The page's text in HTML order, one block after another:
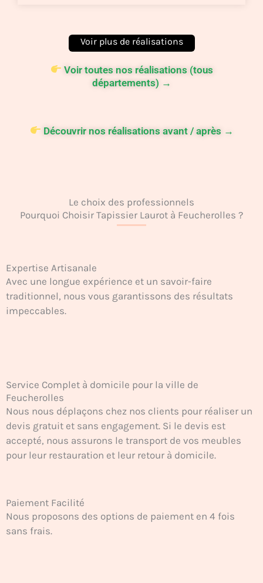
Voir toutes nos réalisations (tous
départements) →
Découvrir nos réalisations avant / après →
Le choix des professionnels
Pourquoi Choisir Tapissier Laurot à Feucherolles ?
Expertise Artisanale
Avec une longue expérience et un savoir-faire
traditionnel, nous vous garantissons des résultats
impeccables.
Service Complet à domicile pour la ville de
Feucherolles
Nous nous déplaçons chez nos clients pour réaliser un
devis gratuit et sans engagement. Si le devis est
accepté, nous assurons le transport de vos meubles
pour leur restauration et leur retour à domicile.
Paiement Facilité
Nous proposons des options de paiement en 4 fois
sans frais.